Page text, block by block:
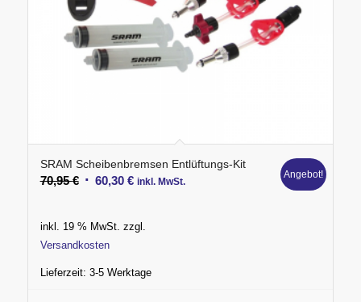
SRAM Scheibenbremsen Entlüftungs-Kit
70,95€ Ursprünglicher
60,30 €Aktueller
inkl. MwSt.
Angebot!
inkl. 19 % MwSt. zzgl.
Versandkosten
Lieferzeit: 3-5 Werktage